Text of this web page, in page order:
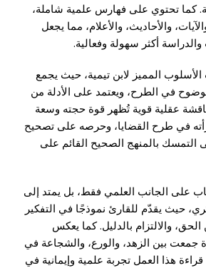
كما تحتوي على فهارس علمية شاملة،
والأحاديث، والأعلام، مما يجعل
أكثر سهولة وفعالية.
المميز لابن تيمية، حيث يجمع
في الطرح، ويعتمد على الأدلة من
عقلية قوية تُظهر قوة حجته وسعة
في طرح القضايا، وحرصه على تصحيح
التمسك بالمنهج الصحيح القائم على
على الجانب العلمي فقط، بل يمتد إلى
حيث يقدّم للقارئ نموذجًا في التفكير
والالتزام بالدليل. كما يعكس
بين الزهد، والورع، والشجاعة في
هذا العمل تجربة علمية وإيمانية في